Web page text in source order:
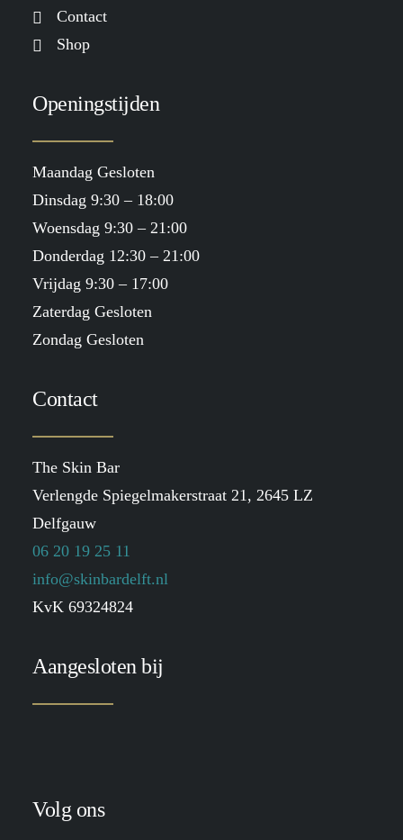
Contact
Shop
Openingstijden
Maandag Gesloten
Dinsdag 9:30 – 18:00
Woensdag 9:30 – 21:00
Donderdag 12:30 – 21:00
Vrijdag 9:30 – 17:00
Zaterdag Gesloten
Zondag Gesloten
Contact
The Skin Bar
Verlengde Spiegelmakerstraat 21, 2645 LZ
Delfgauw
06 20 19 25 11
info@skinbardelft.nl
KvK 69324824
Aangesloten bij
Volg ons